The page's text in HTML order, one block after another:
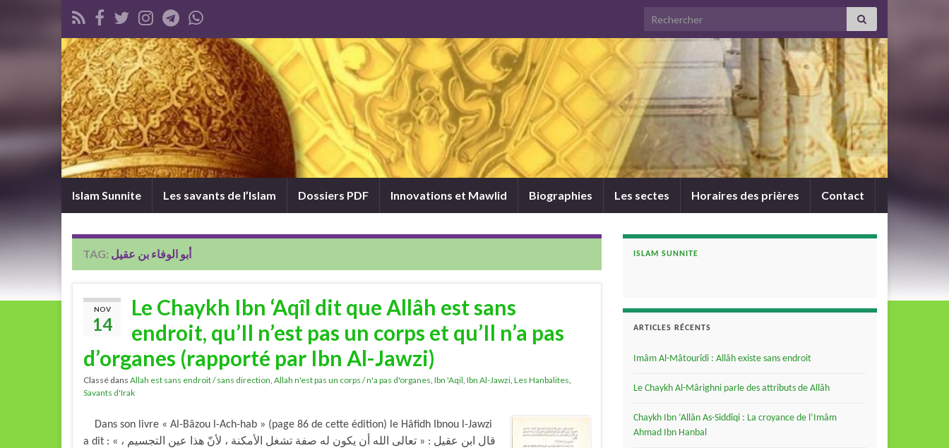
Search for:
Islam Sunnite Les savants de l’Islam Dossiers PDF Innovations et Mawlid Biographies Les sectes Horaires des prières Contact
TAG: أبو الوفاء بن عقيل
NOV
14
Le Chaykh Ibn ‘Aqîl dit que Allâh est sans
endroit, qu’Il n’est pas un corps et qu’Il n’a pas
d’organes (rapporté par Ibn Al-Jawzi)
Classé dans Allah est sans endroit / sans direction, Allah n'est pas un corps / n'a pas d'organes, Ibn 'Aqil, Ibn Al-Jawzi, Les Hanbalites,
Savants d'Irak
Dans son livre « Al-Bâzou l-Ach-hab » (page 86 de cette édition) le Hâfidh Ibnou l-Jawzi
a dit : « قال ابن عقيل : « تعالى الله أن يكون له صفة تشغل الأمكنة ، لأنّ هذا عين التجسيم ،
ISLAM SUNNITE
ARTICLES RÉCENTS
Imâm Al-Mâtourîdi : Allâh existe sans endroit
Le Chaykh Al-Mârighni parle des attributs de Allâh
Chaykh Ibn ‘Allân As-Siddîqi : La croyance de l’Imâm
Ahmad Ibn Hanbal